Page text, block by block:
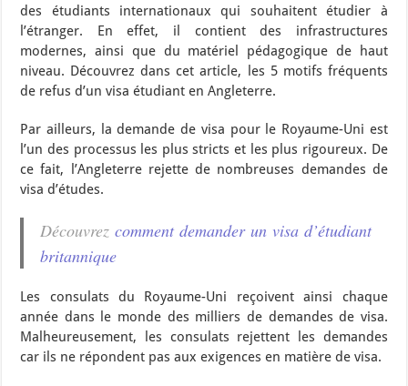
des étudiants internationaux qui souhaitent étudier à
l’étranger. En effet, il contient des infrastructures
modernes, ainsi que du matériel pédagogique de haut
niveau. Découvrez dans cet article, les 5 motifs fréquents
de refus d’un visa étudiant en Angleterre.
Par ailleurs, la demande de visa pour le Royaume-Uni est
l’un des processus les plus stricts et les plus rigoureux. De
ce fait, l’Angleterre rejette de nombreuses demandes de
visa d’études.
Découvrezcomment demander un visa d’étudiant
britannique
Les consulats du Royaume-Uni reçoivent ainsi chaque
année dans le monde des milliers de demandes de visa.
Malheureusement, les consulats rejettent les demandes
car ils ne répondent pas aux exigences en matière de visa.